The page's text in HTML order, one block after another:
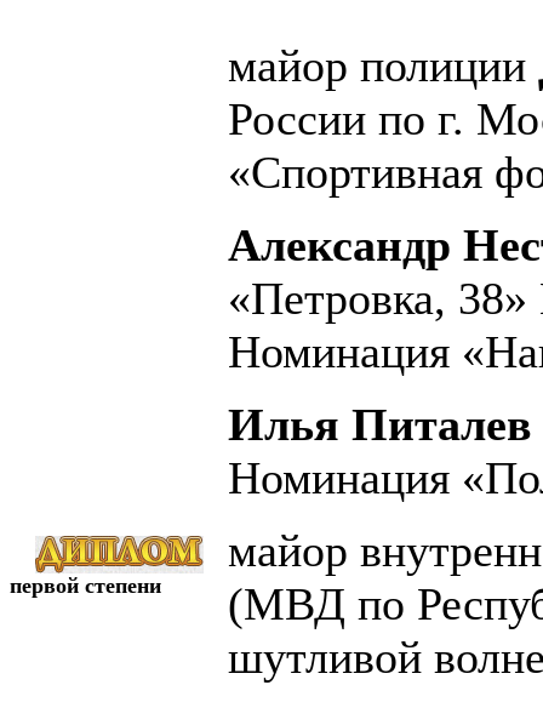
первой степени
майор полиции
России по г.
«Спортивная
Александр
«Петровка,
Номинация
Илья Питалев
Номинация
майор
(МВД по
шутливой